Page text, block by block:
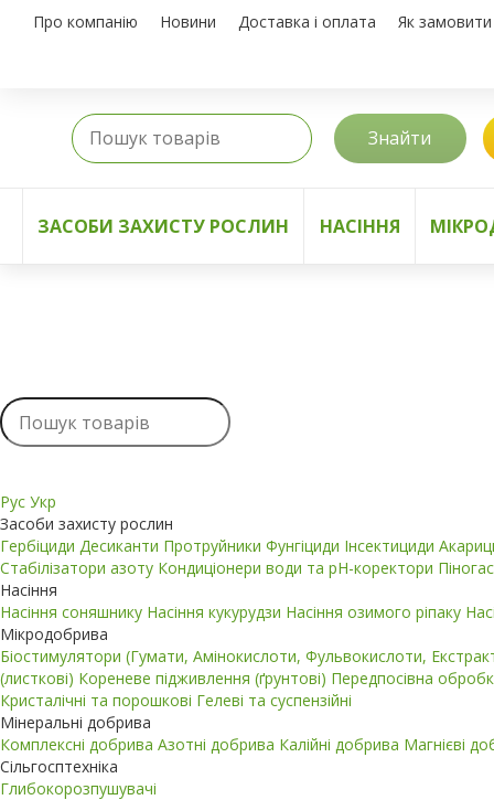
Про компанію Новини Доставка і оплата Як замовити
Знайти
ЗАСОБИ ЗАХИСТУ РОСЛИН НАСІННЯ
Рус Укр
Засоби захисту рослин
Гербіциди Десиканти Протруйники Фунгіциди Інсектициди
Стабілізатори азоту Кондиціонери води та pH-коректори
Насіння
Насіння соняшнику Насіння кукурудзи Насіння озимого ріпаку
Мікродобрива
Біостимулятори (Гумати, Амінокислоти, Фульвокислоти,
(листкові) Кореневе підживлення (ґрунтові) Передпосівна
Кристалічні та порошкові Гелеві та суспензійні
Мінеральні добрива
Комплексні добрива Азотні добрива Калійні добрива Магнієві
Сільгосптехніка
Глибокорозпушувачі